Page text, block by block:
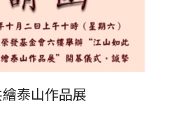
泰山作品展